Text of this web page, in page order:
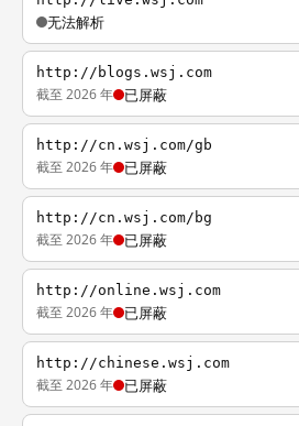
无法解析
http://blogs.wsj.com
截至 2026 年 已屏蔽
http://cn.wsj.com/gb
截至 2026 年 已屏蔽
http://cn.wsj.com/bg
截至 2026 年 已屏蔽
http://online.wsj.com
截至 2026 年 已屏蔽
http://chinese.wsj.com
截至 2026 年 已屏蔽